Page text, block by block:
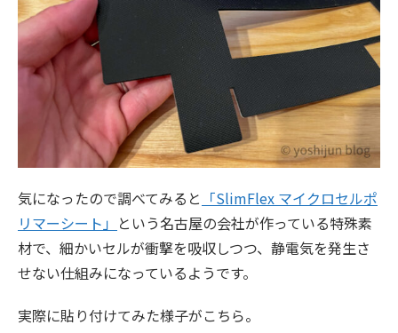
気になったので調べてみると 「SlimFlex マイクロセルポ
リマーシート」 という名古屋の会社が作っている特殊素
材で、細かいセルが衝撃を吸収しつつ、静電気を発生さ
せない仕組みになっているようです。
実際に貼り付けてみた様子がこちら。